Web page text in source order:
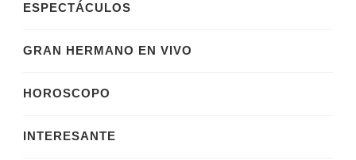
ESPECTÁCULOS
GRAN HERMANO EN VIVO
HOROSCOPO
INTERESANTE